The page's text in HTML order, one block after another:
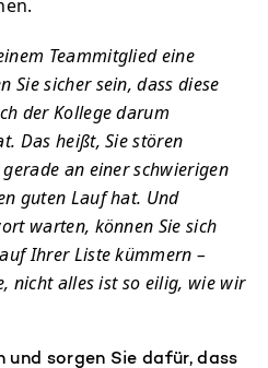
Teammitglied eine
Sie sicher sein, dass diese
der Kollege darum
Das heißt, Sie stören
an einer schwierigen
guten Lauf hat. Und
warten, können Sie sich
Ihrer Liste kümmern –
nicht alles ist so eilig, wie wir
und sorgen Sie dafür, dass